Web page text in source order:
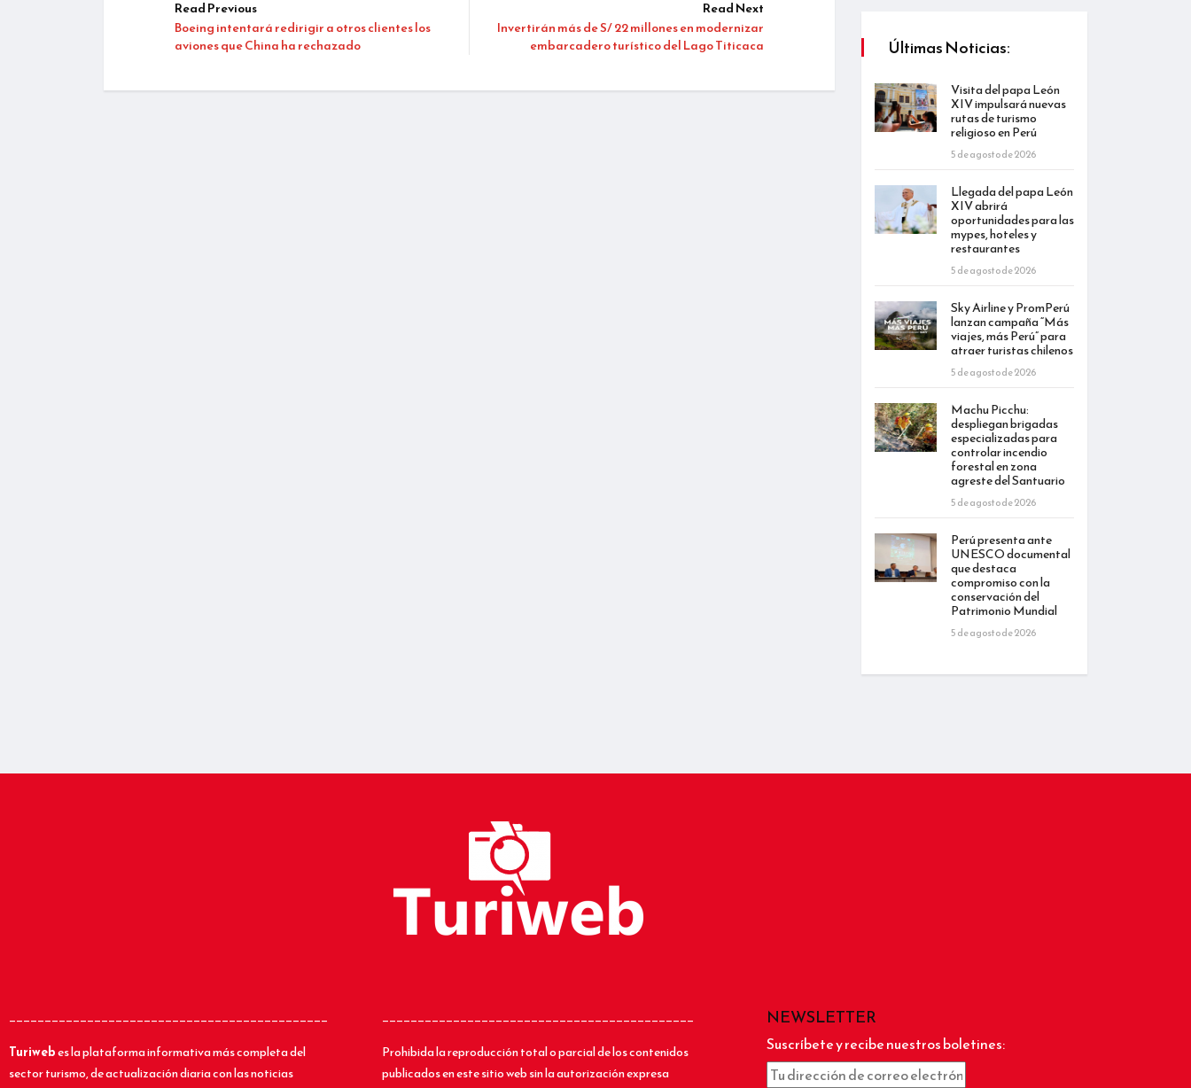
Read Previous
Boeing intentará redirigir a otros clientes los
aviones que China ha rechazado
Read Next
Invertirán más de S/ 22 millones en modernizar
embarcadero turístico del Lago Titicaca
Últimas Noticias:
Visita del papa León
XIV impulsará nuevas
rutas de turismo
religioso en Perú
5 de agosto de 2026
Llegada del papa León
XIV abrirá
oportunidades para las
mypes, hoteles y
restaurantes
5 de agosto de 2026
Sky Airline y PromPerú
lanzan campaña “Más
viajes, más Perú” para
atraer turistas chilenos
5 de agosto de 2026
Machu Picchu:
despliegan brigadas
especializadas para
controlar incendio
forestal en zona
agreste del Santuario
5 de agosto de 2026
Perú presenta ante
UNESCO documental
que destaca
compromiso con la
conservación del
Patrimonio Mundial
5 de agosto de 2026
_____________________________________________
Turiwebes la plataforma informativa más completa del
sector turismo, de actualización diaria con las noticias
____________________________________________
Prohibida la reproducción total o parcial de los contenidos
publicados en este sitio web sin la autorización expresa
NEWSLETTER
Suscríbete y recibe nuestros boletines: